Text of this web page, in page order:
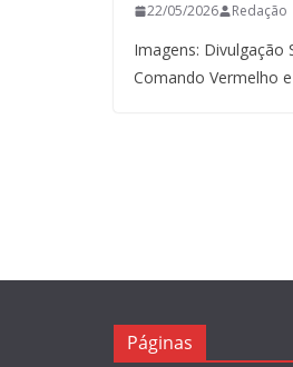
22/05/2026 Redação
Imagens:
Comando Vermelho
Páginas